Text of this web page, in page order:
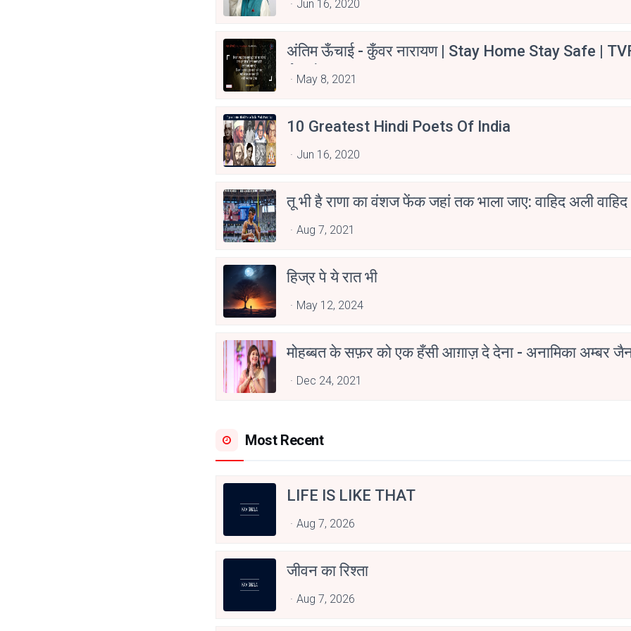
Jun 16, 2020
अंतिम ऊँचाई - कुँवर नारायण | Stay Home Stay Safe |
Aspirants
May 8, 2021
10 Greatest Hindi Poets Of India
Jun 16, 2020
तू भी है राणा का वंशज फेंक जहां तक भाला जाए: वाहिद अली वाहिद
Aug 7, 2021
हिज्र पे ये रात भी
May 12, 2024
मोहब्बत के सफ़र को एक हँसी आग़ाज़ दे देना - अनामिका अम्बर
Dec 24, 2021
Most Recent
LIFE IS LIKE THAT
Aug 7, 2026
जीवन का रिश्ता
Aug 7, 2026